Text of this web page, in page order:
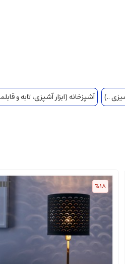
..)
آشپزخانه (ابزار آشپزی، تابه و
%18